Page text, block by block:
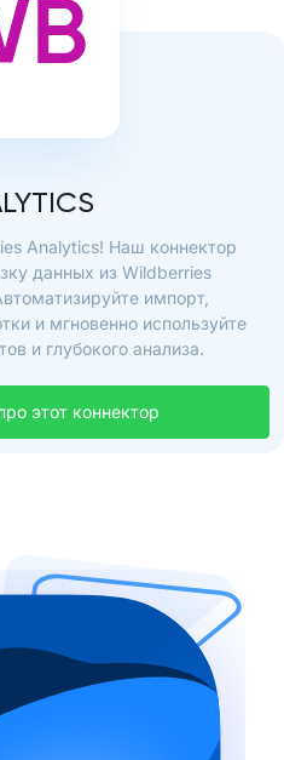
Analytics! Наш коннектор
данных из Wildberries
импорт,
и мгновенно используйте
и глубокого анализа.
этот коннектор